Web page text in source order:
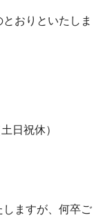
おりといたしま
日祝休）
ますが、何卒ご